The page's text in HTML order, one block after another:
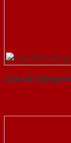
Cửa Gỗ Chống